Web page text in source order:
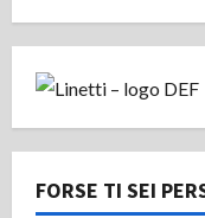
FORSE TI SEI